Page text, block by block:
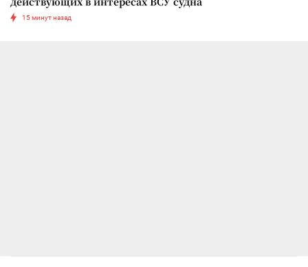
15 минут назад